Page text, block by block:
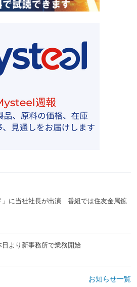
」に当社社長が出演 番組では住友金属鉱
より新事務所で業務開始
お知らせ一覧